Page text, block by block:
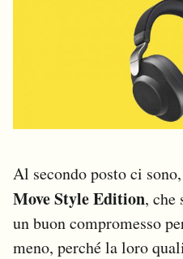
Al secondo posto ci
Move Style Edition, che
un buon compromesso
meno, perché la loro